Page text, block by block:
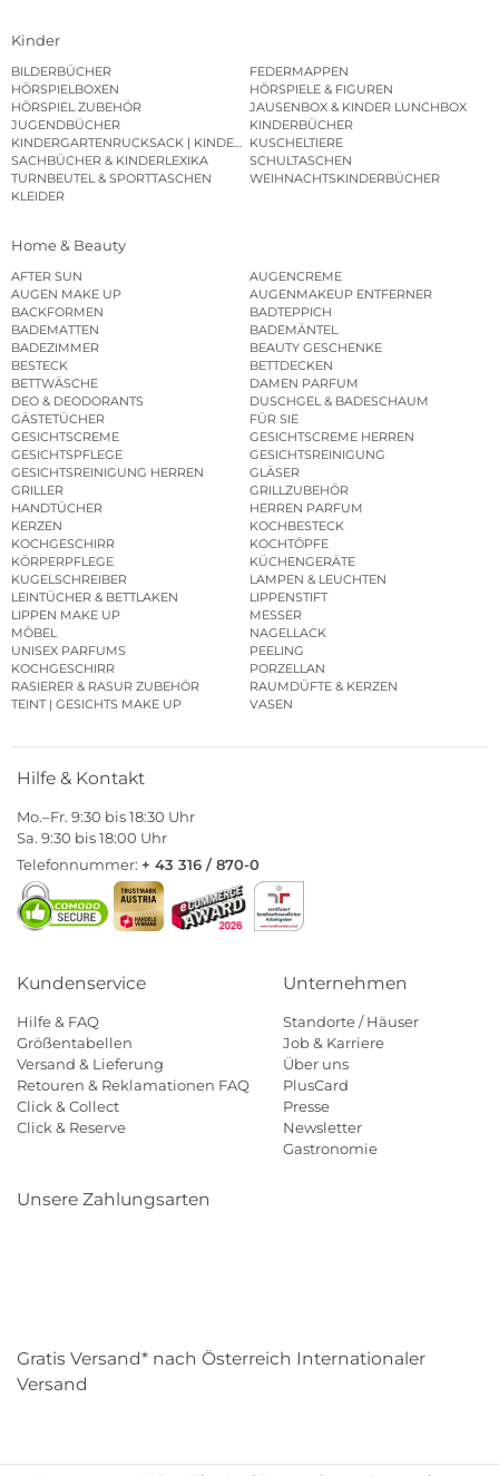
Kinder
BILDERBÜCHER
FEDERMAPPEN
HÖRSPIELBOXEN
HÖRSPIELE & FIGUREN
HÖRSPIEL ZUBEHÖR
JAUSENBOX & KINDER LUNCHBOX
JUGENDBÜCHER
KINDERBÜCHER
KINDERGARTENRUCKSACK | KINDERGARTENBEUTEL
KUSCHELTIERE
SACHBÜCHER & KINDERLEXIKA
SCHULTASCHEN
TURNBEUTEL & SPORTTASCHEN
WEIHNACHTSKINDERBÜCHER
KLEIDER
Home & Beauty
AFTER SUN
AUGENCREME
AUGEN MAKE UP
AUGENMAKEUP ENTFERNER
BACKFORMEN
BADTEPPICH
BADEMATTEN
BADEMÄNTEL
BADEZIMMER
BEAUTY GESCHENKE
BESTECK
BETTDECKEN
BETTWÄSCHE
DAMEN PARFUM
DEO & DEODORANTS
DUSCHGEL & BADESCHAUM
GÄSTETÜCHER
FÜR SIE
GESICHTSCREME
GESICHTSCREME HERREN
GESICHTSPFLEGE
GESICHTSREINIGUNG
GESICHTSREINIGUNG HERREN
GLÄSER
GRILLER
GRILLZUBEHÖR
HANDTÜCHER
HERREN PARFUM
KERZEN
KOCHBESTECK
KOCHGESCHIRR
KOCHTÖPFE
KÖRPERPFLEGE
KÜCHENGERÄTE
KUGELSCHREIBER
LAMPEN & LEUCHTEN
LEINTÜCHER & BETTLAKEN
LIPPENSTIFT
LIPPEN MAKE UP
MESSER
MÖBEL
NAGELLACK
UNISEX PARFUMS
PEELING
KOCHGESCHIRR
PORZELLAN
RASIERER & RASUR ZUBEHÖR
RAUMDÜFTE & KERZEN
TEINT | GESICHTS MAKE UP
VASEN
Hilfe & Kontakt
Mo.–Fr. 9:30 bis 18:30 Uhr
Sa. 9:30 bis 18:00 Uhr
Telefonnummer: + 43 316 / 870-0
Kundenservice
Hilfe & FAQ
Größentabellen
Versand & Lieferung
Retouren & Reklamationen FAQ
Click & Collect
Click & Reserve
Unternehmen
Standorte / Häuser
Job & Karriere
Über uns
PlusCard
Presse
Newsletter
Gastronomie
Unsere Zahlungsarten
Gratis Versand* nach Österreich Internationaler
Versand